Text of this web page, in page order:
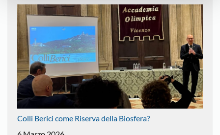
Colli Berici come Riserva della Biosfera?